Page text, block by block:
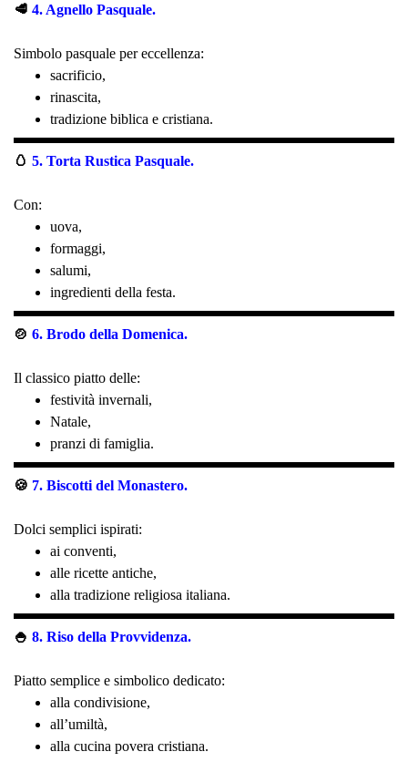
🥩 4. Agnello Pasquale.
Simbolo pasquale per eccellenza:
sacrificio,
rinascita,
tradizione biblica e cristiana.
🥚 5. Torta Rustica Pasquale.
Con:
uova,
formaggi,
salumi,
ingredienti della festa.
🍲 6. Brodo della Domenica.
Il classico piatto delle:
festività invernali,
Natale,
pranzi di famiglia.
🍪 7. Biscotti del Monastero.
Dolci semplici ispirati:
ai conventi,
alle ricette antiche,
alla tradizione religiosa italiana.
🍚 8. Riso della Provvidenza.
Piatto semplice e simbolico dedicato:
alla condivisione,
all’umiltà,
alla cucina povera cristiana.